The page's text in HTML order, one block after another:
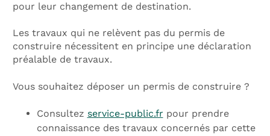
pour leur changement de destination.
Les travaux qui ne relèvent pas du permis de
construire nécessitent en principe une déclaration
préalable de travaux.
Vous souhaitez déposer un permis de construire ?
Consultez service-public.fr pour prendre
connaissance des travaux concernés par cette